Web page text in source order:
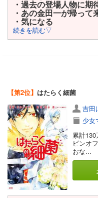
・過去の登場人物に期
・あの金田一が帰って
・気になる
続きを読む▽
【第2位】 はたらく細菌
吉田
少女
累計
ピンオ
おな...